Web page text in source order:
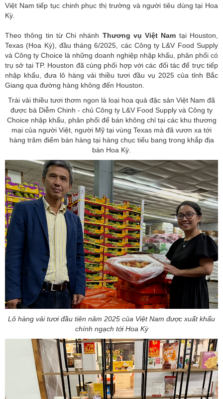
Việt Nam tiếp tục chinh phục thị trường và người tiêu dùng tại Hoa
Kỳ.
Theo thông tin từ Chi nhánh Thương vụ Việt Nam tại Houston,
Texas (Hoa Kỳ), đầu tháng 6/2025, các Công ty L&V Food Supply
và Công ty Choice là những doanh nghiệp nhập khẩu, phân phối có
trụ sở tại TP. Houston đã cùng phối hợp với các đối tác để trực tiếp
nhập khẩu, đưa lô hàng vải thiều tươi đầu vụ 2025 của tỉnh Bắc
Giang qua đường hàng không đến Houston.
Trái vải thiều tươi thơm ngon là loại hoa quả đặc sản Việt Nam đã
được bà Diễm Chinh - chủ Công ty L&V Food Supply và Công ty
Choice nhập khẩu, phân phối để bán không chỉ tại các khu thương
mại của người Việt, người Mỹ tại vùng Texas mà đã vươn xa tới
hàng trăm điểm bán hàng tại hàng chục tiểu bang trong khắp địa
bàn Hoa Kỳ.
Lô hàng vải tươi đầu tiên năm 2025 của Việt Nam được xuất khẩu
chính ngạch tới Hoa Kỳ